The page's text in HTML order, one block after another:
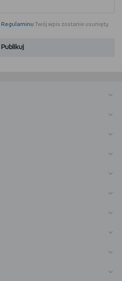
Regulaminu Twój wpis zostanie usunięty.
Publikuj